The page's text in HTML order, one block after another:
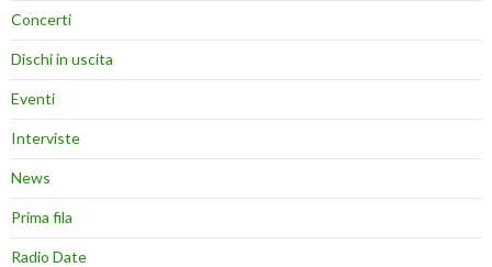
Concerti
Dischi in uscita
Eventi
Interviste
News
Prima fila
Radio Date